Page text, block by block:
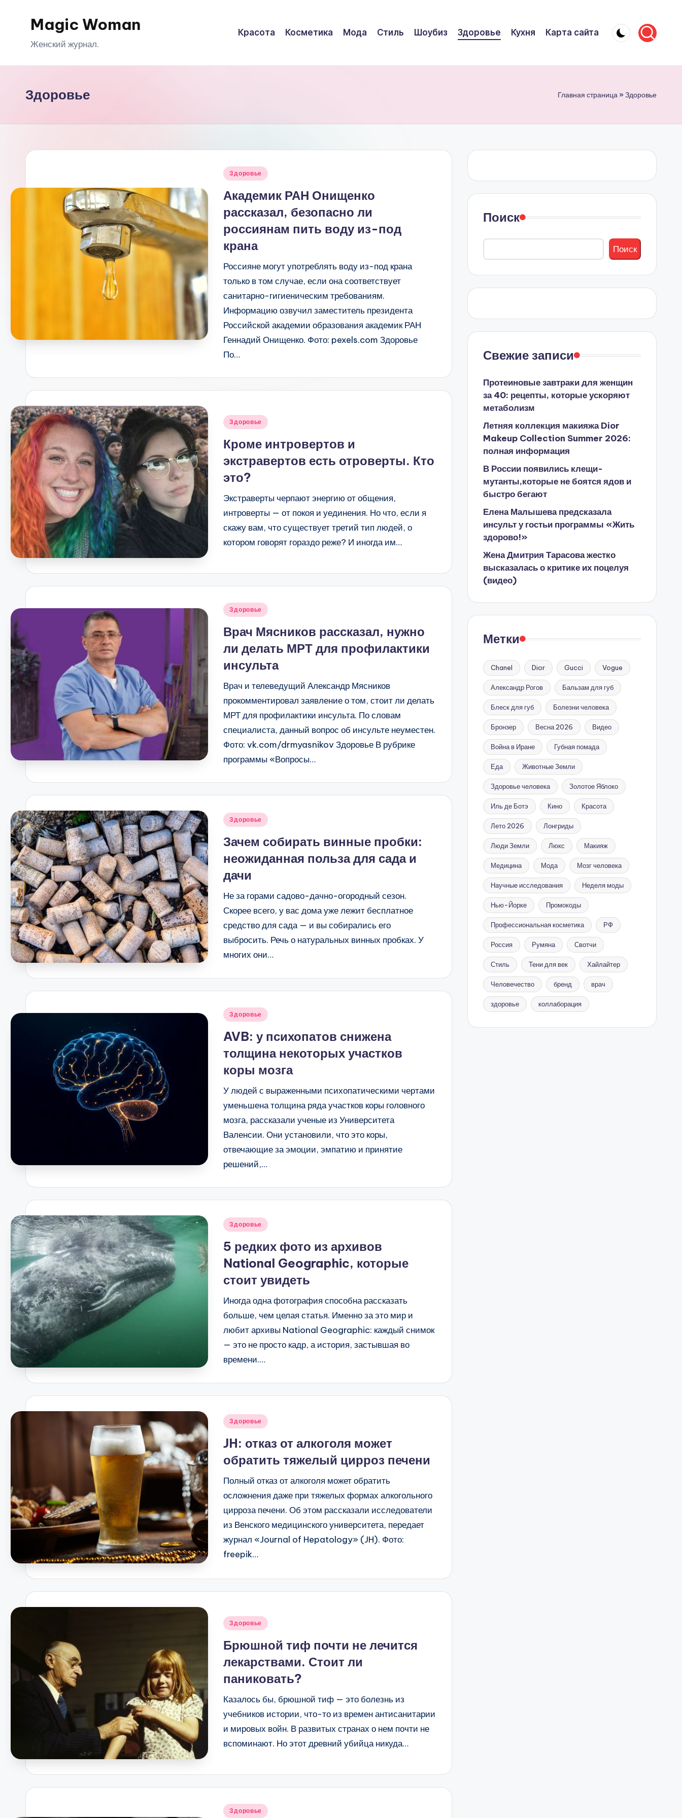
Magic Woman
Женский журнал.
Красота Косметика Мода Стиль Шоубиз Здоровье Кухня Карта сайта
Здоровье Главная страница »Здоровье
Опубликовано
Здоровье
Академик РАН Онищенко
рассказал, безопасно ли
россиянам пить воду из-под
крана
Россияне могут употреблять воду из-под крана
только в том случае, если она соответствует
санитарно-гигиеническим требованиям.
Информацию озвучил заместитель президента
Российской академии образования академик РАН
Геннадий Онищенко. Фото: pexels.com Здоровье
По…
Опубликовано
Здоровье
Кроме интровертов и
экстравертов есть отроверты. Кто
это?
Экстраверты черпают энергию от общения,
интроверты — от покоя и уединения. Но что, если я
скажу вам, что существует третий тип людей, о
котором говорят гораздо реже? И иногда им…
Опубликовано
Здоровье
Врач Мясников рассказал, нужно
ли делать МРТ для профилактики
инсульта
Врач и телеведущий Александр Мясников
прокомментировал заявление о том, стоит ли делать
МРТ для профилактики инсульта. По словам
специалиста, данный вопрос об инсульте неуместен.
Фото: vk.com/drmyasnikov Здоровье В рубрике
программы «Вопросы…
Опубликовано
Здоровье
Зачем собирать винные пробки:
неожиданная польза для сада и
дачи
Не за горами садово-дачно-огородный сезон.
Скорее всего, у вас дома уже лежит бесплатное
средство для сада — и вы собирались его
выбросить. Речь о натуральных винных пробках. У
многих они…
Опубликовано
Здоровье
AVB: у психопатов снижена
толщина некоторых участков
коры мозга
У людей с выраженными психопатическими чертами
уменьшена толщина ряда участков коры головного
мозга, рассказали ученые из Университета
Валенсии. Они установили, что это коры,
отвечающие за эмоции, эмпатию и принятие
решений,…
Опубликовано
Здоровье
5 редких фото из архивов
National Geographic, которые
стоит увидеть
Иногда одна фотография способна рассказать
больше, чем целая статья. Именно за это мир и
любит архивы National Geographic: каждый снимок
— это не просто кадр, а история, застывшая во
времени.…
Опубликовано
Здоровье
JH: отказ от алкоголя может
обратить тяжелый цирроз печени
Полный отказ от алкоголя может обратить
осложнения даже при тяжелых формах алкогольного
цирроза печени. Об этом рассказали исследователи
из Венского медицинского университета, передает
журнал «Journal of Hepatology» (JH). Фото:
freepik…
Опубликовано
Здоровье
Брюшной тиф почти не лечится
лекарствами. Стоит ли
паниковать?
Казалось бы, брюшной тиф — это болезнь из
учебников истории, что-то из времен антисанитарии
и мировых войн. В развитых странах о нем почти не
вспоминают. Но этот древний убийца никуда…
Опубликовано
Здоровье
Поиск
Поиск
Свежие записи
Протеиновые завтраки для женщин
за 40: рецепты, которые ускоряют
метаболизм
Летняя коллекция макияжа Dior
Makeup Collection Summer 2026:
полная информация
В России появились клещи-
мутанты,которые не боятся ядов и
быстро бегают
Елена Малышева предсказала
инсульт у гостьи программы «Жить
здорово!»
Жена Дмитрия Тарасова жестко
высказалась о критике их поцелуя
(видео)
Метки
Chanel Dior Gucci Vogue
Александр Рогов Бальзам для губ
Блеск для губ Болезни человека
Бронзер Весна 2026 Видео
Война в Иране Губная помада
Еда Животные Земли
Здоровье человека Золотое Яблоко
Иль де Ботэ Кино Красота
Лето 2026 Лонгриды
Люди Земли Люкс Макияж
Медицина Мода Мозг человека
Научные исследования Неделя моды
Нью-Йорке Промокоды
Профессиональная косметика РФ
Россия Румяна Свотчи
Стиль Тени для век Хайлайтер
Человечество бренд врач
здоровье коллаборация